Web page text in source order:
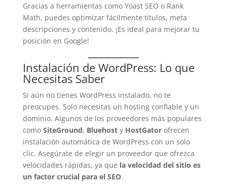
Gracias a herramientas como Yoast SEO o Rank
Math, puedes optimizar fácilmente títulos, meta
descripciones y contenido. ¡Es ideal para mejorar tu
posición en Google!
Instalación de WordPress: Lo que
Necesitas Saber
Si aún no tienes WordPress instalado, no te
preocupes. Solo necesitas un hosting confiable y un
dominio. Algunos de los proveedores más populares
como SiteGround, Bluehosty HostGatorofrecen
instalación automática de WordPress con un solo
clic. Asegúrate de elegir un proveedor que ofrezca
velocidades rápidas, ya que la velocidad del sitio es
un factor crucial para el SEO.